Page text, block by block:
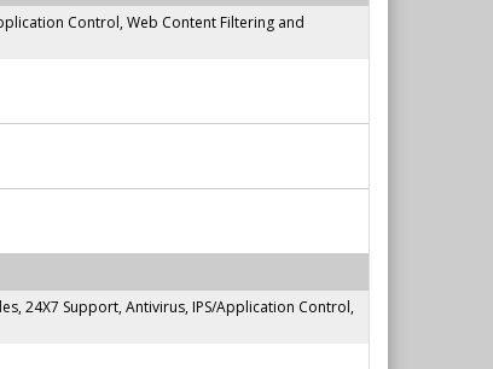
Control, Web Content Filtering and
24X7 Support, Antivirus, IPS/Application Control,